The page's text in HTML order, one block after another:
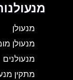
מנעולנות
מנעולן
מנעולן מומלץ
מנעולנים
מתקין מנעולים